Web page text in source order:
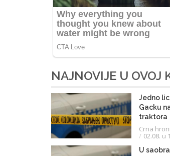
NAJNOVIJE U OVOJ
Jedno
Gacku
traktora
Crna
02.08. u
U